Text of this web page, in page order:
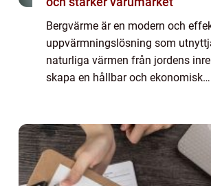
Bergvärme är en modern och
uppvärmningslösning som
naturliga värmen från jordens
skapa en hållbar och ekonomisk